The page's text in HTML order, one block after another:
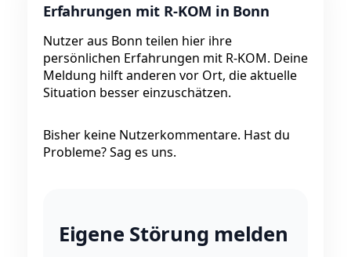
Erfahrungen mit R-KOM in Bonn
Nutzer aus Bonn teilen hier ihre
persönlichen Erfahrungen mit R-KOM. Deine
Meldung hilft anderen vor Ort, die aktuelle
Situation besser einzuschätzen.
Bisher keine Nutzerkommentare. Hast du
Probleme? Sag es uns.
Eigene Störung melden